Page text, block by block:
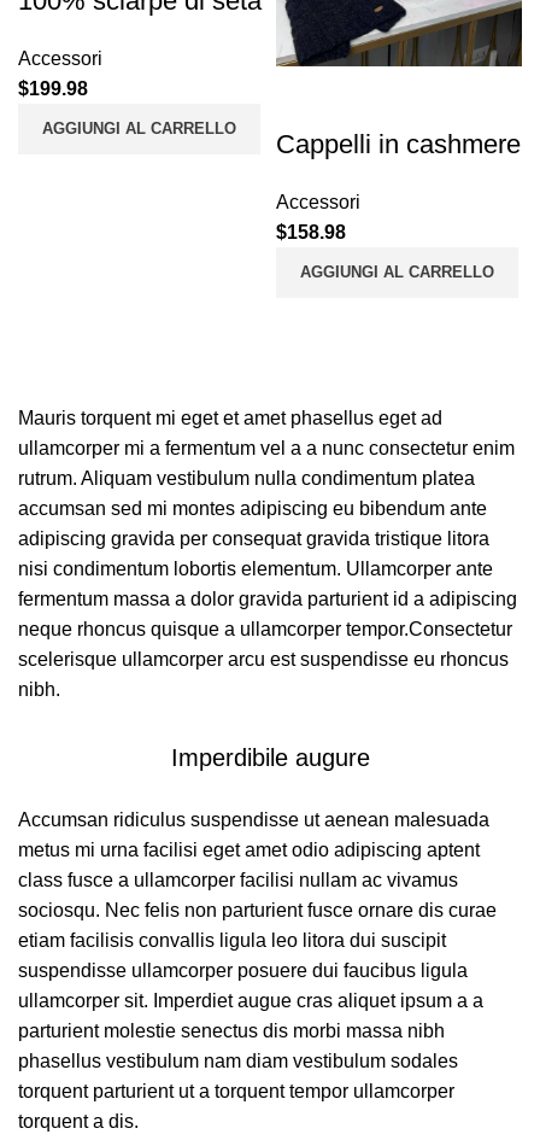
Accessori
$199.98
AGGIUNGI AL CARRELLO
Cappelli in cashmere
Accessori
$158.98
AGGIUNGI AL CARRELLO
Mauris torquent mi eget et amet phasellus eget ad
ullamcorper mi a fermentum vel a a nunc consectetur enim
rutrum. Aliquam vestibulum nulla condimentum platea
accumsan sed mi montes adipiscing eu bibendum ante
adipiscing gravida per consequat gravida tristique litora
nisi condimentum lobortis elementum. Ullamcorper ante
fermentum massa a dolor gravida parturient id a adipiscing
neque rhoncus quisque a ullamcorper tempor.Consectetur
scelerisque ullamcorper arcu est suspendisse eu rhoncus
nibh.
Imperdibile augure
Accumsan ridiculus suspendisse ut aenean malesuada
metus mi urna facilisi eget amet odio adipiscing aptent
class fusce a ullamcorper facilisi nullam ac vivamus
sociosqu. Nec felis non parturient fusce ornare dis curae
etiam facilisis convallis ligula leo litora dui suscipit
suspendisse ullamcorper posuere dui faucibus ligula
ullamcorper sit. Imperdiet augue cras aliquet ipsum a a
parturient molestie senectus dis morbi massa nibh
phasellus vestibulum nam diam vestibulum sodales
torquent parturient ut a torquent tempor ullamcorper
torquent a dis.